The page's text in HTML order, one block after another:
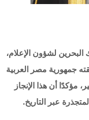
لشؤون الإعلام،
جمهورية مصر العربية
مؤكدًا أن هذا الإنجاز
عبر التاريخ.